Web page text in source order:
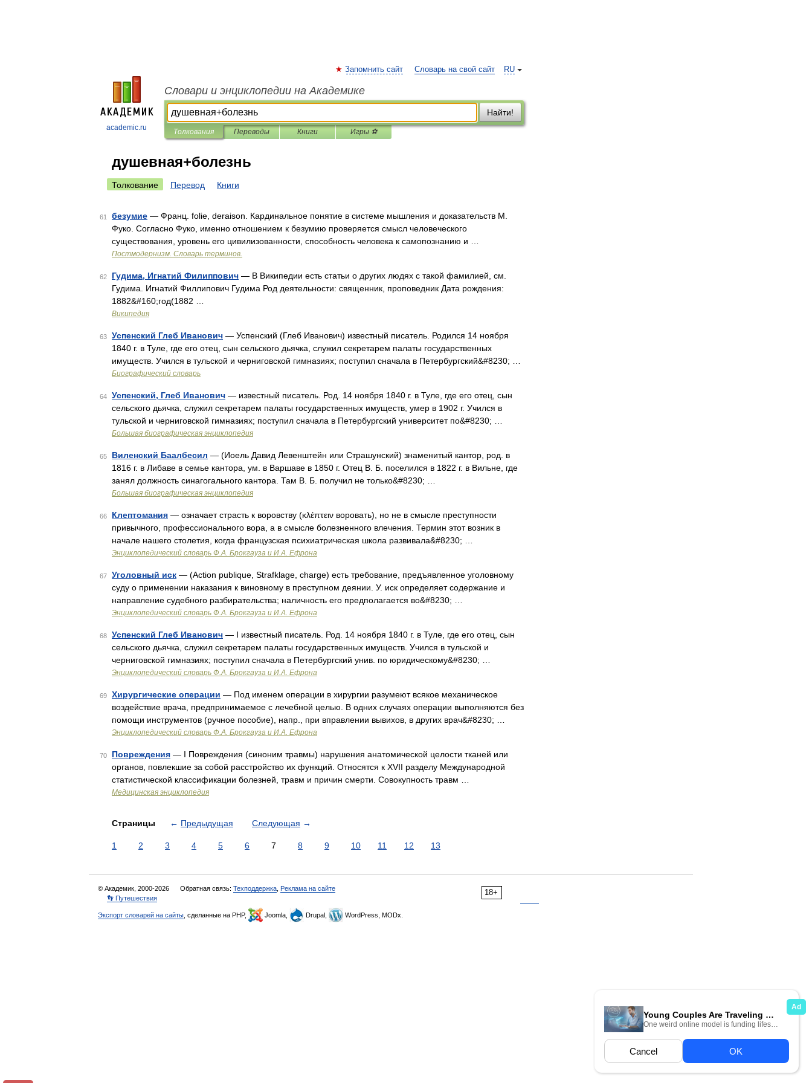
academic.ru
RU
Запомнить сайт Словарь на свой сайт
Словари и энциклопедии на Академике
Найти!
Толкования Переводы Книги Игры ⚽
душевная+болезнь
Толкование Перевод Книги
61 безумие — Франц. folie, deraison. Кардинальное понятие в системе мышления и доказательств М.
Фуко. Согласно Фуко, именно отношением к безумию проверяется смысл человеческого
существования, уровень его цивилизованности, способность человека к самопознанию и …
Постмодернизм. Словарь терминов.
62 Гудима, Игнатий Филиппович — В Википедии есть статьи о других людях с такой фамилией, см.
Гудима. Игнатий Филлипович Гудима Род деятельности: священник, проповедник Дата рождения:
1882&#160;год(1882 …
Википедия
63 Успенский Глеб Иванович — Успенский (Глеб Иванович) известный писатель. Родился 14 ноября
1840 г. в Туле, где его отец, сын сельского дьячка, служил секретарем палаты государственных
имуществ. Учился в тульской и черниговской гимназиях; поступил сначала в Петербургский&#8230; …
Биографический словарь
64 Успенский, Глеб Иванович — известный писатель. Род. 14 ноября 1840 г. в Туле, где его отец, сын
сельского дьячка, служил секретарем палаты государственных имуществ, умер в 1902 г. Учился в
тульской и черниговской гимназиях; поступил сначала в Петербургский университет по&#8230; …
Большая биографическая энциклопедия
65 Виленский Баалбесил — (Иоель Давид Левенштейн или Страшунский) знаменитый кантор, род. в
1816 г. в Либаве в семье кантора, ум. в Варшаве в 1850 г. Отец В. Б. поселился в 1822 г. в Вильне, где
занял должность синагогального кантора. Там В. Б. получил не только&#8230; …
Большая биографическая энциклопедия
66 Клептомания — означает страсть к воровству (κλέπτειν воровать), но не в смысле преступности
привычного, профессионального вора, а в смысле болезненного влечения. Термин этот возник в
начале нашего столетия, когда французская психиатрическая школа развивала&#8230; …
Энциклопедический словарь Ф.А. Брокгауза и И.А. Ефрона
67 Уголовный иск — (Action publique, Strafklage, charge) есть требование, предъявленное уголовному
суду о применении наказания к виновному в преступном деянии. У. иск определяет содержание и
направление судебного разбирательства; наличность его предполагается во&#8230; …
Энциклопедический словарь Ф.А. Брокгауза и И.А. Ефрона
68 Успенский Глеб Иванович — I известный писатель. Род. 14 ноября 1840 г. в Туле, где его отец, сын
сельского дьячка, служил секретарем палаты государственных имуществ. Учился в тульской и
черниговской гимназиях; поступил сначала в Петербургский унив. по юридическому&#8230; …
Энциклопедический словарь Ф.А. Брокгауза и И.А. Ефрона
69 Хирургические операции — Под именем операции в хирургии разумеют всякое механическое
воздействие врача, предпринимаемое с лечебной целью. В одних случаях операции выполняются без
помощи инструментов (ручное пособие), напр., при вправлении вывихов, в других врач&#8230; …
Энциклопедический словарь Ф.А. Брокгауза и И.А. Ефрона
70 Повреждения — I Повреждения (синоним травмы) нарушения анатомической целости тканей или
органов, повлекшие за собой расстройство их функций. Относятся к XVII разделу Международной
статистической классификации болезней, травм и причин смерти. Совокупность травм …
Медицинская энциклопедия
Страницы ← Предыдущая Следующая →
1 2 3 4 5 6 7 8 9 10 11 12 13
18+
© Академик, 2000-2026 Обратная связь: Техподдержка Реклама на сайте
👣 Путешествия
Экспорт словарей на сайты , сделанные на PHP, Joomla, Drupal, WordPress, MODx.